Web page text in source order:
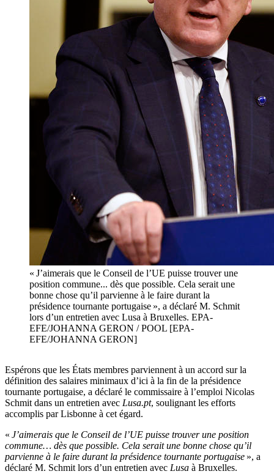
« J’aimerais que le Conseil de l’UE puisse trouver une
position commune... dès que possible. Cela serait une
bonne chose qu’il parvienne à le faire durant la
présidence tournante portugaise », a déclaré M. Schmit
lors d’un entretien avec Lusa à Bruxelles. EPA-
EFE/JOHANNA GERON / POOL [EPA-
EFE/JOHANNA GERON]
Espérons que les États membres parviennent à un accord sur la
définition des salaires minimaux d’ici à la fin de la présidence
tournante portugaise, a déclaré le commissaire à l’emploi Nicolas
Schmit dans un entretien avec Lusa.pt, soulignant les efforts
accomplis par Lisbonne à cet égard.
« J’aimerais que le Conseil de l’UE puisse trouver une position
commune… dès que possible. Cela serait une bonne chose qu’il
parvienne à le faire durant la présidence tournante portugaise », a
déclaré M. Schmit lors d’un entretien avec Lusa à Bruxelles.